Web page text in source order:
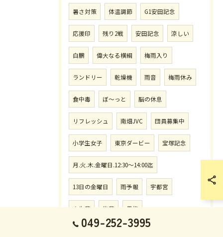
暑さ対策 体温調節 G1安田記念
応援印 残り2戦 安田記念 涼しい
白鵬 偉大なる横綱 梅雨入り
ランドリー 乾燥機 雨音 梅雨休み
食中毒 ぼ〜っと 脳の休息
リフレッシュ 南畑JVC 団員募集中
小学生女子 東京ダービー 宝塚記念
月.火.木.金曜日.12:30〜14:00迄
13日の金曜日 雨予報 宇都宮
大先輩 後輩 男旅
049-252-3995